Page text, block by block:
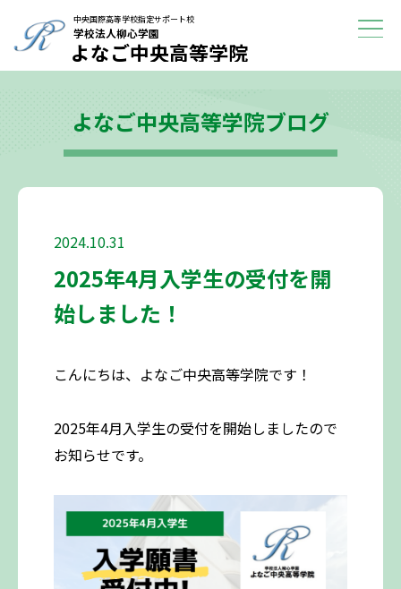
中央国際高等学校指定サポート校
学校法人柳心学園
よなご中央高等学院
学校紹介
進路に迷っている方へ
よくある質問
よなご中央高等学院ブログ
2024.10.31
2025年4月入学生の受付を開
始しました！
こんにちは、よなご中央高等学院です！
2025年4月入学生の受付を開始しましたので
お知らせです。